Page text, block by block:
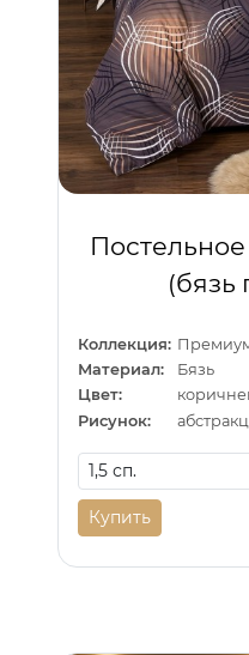
(бязь
Коллекция:
Материал:
Бязь
Цвет:
Рисунок:
Купить